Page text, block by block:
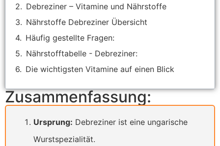
Debreziner – Vitamine und Nährstoffe
Nährstoffe Debreziner Übersicht
Häufig gestellte Fragen:
Nährstofftabelle - Debreziner:
Die wichtigsten Vitamine auf einen Blick
Zusammenfassung:
Ursprung: Debreziner ist eine ungarische
Wurstspezialität.